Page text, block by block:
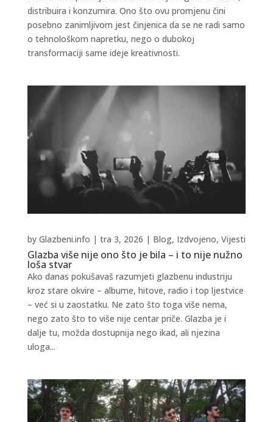
distribuira i konzumira. Ono što ovu promjenu čini
posebno zanimljivom jest činjenica da se ne radi samo
o tehnološkom napretku, nego o dubokoj
transformaciji same ideje kreativnosti.
Glazba više nije ono što je bila – i to nije nužno
loša stvar
by Glazbeni.info | tra 3, 2026 | Blog, Izdvojeno, Vijesti
Ako danas pokušavaš razumjeti glazbenu industriju
kroz stare okvire – albume, hitove, radio i top ljestvice
– već si u zaostatku. Ne zato što toga više nema,
nego zato što to više nije centar priče. Glazba je i
dalje tu, možda dostupnija nego ikad, ali njezina
uloga...